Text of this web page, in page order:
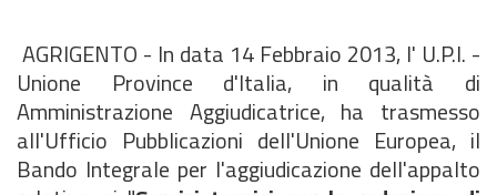
AGRIGENTO - In data 14 Febbraio 2013, l' U.P.I. -
Unione Province d'Italia, in qualità di
Amministrazione Aggiudicatrice, ha trasmesso
all'Ufficio Pubblicazioni dell'Unione Europea, il
Bando Integrale per l'aggiudicazione dell'appalto